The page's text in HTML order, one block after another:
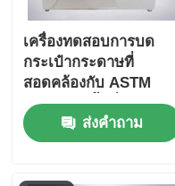
เครื่องทดสอบการบด
กระเป๋ากระดาษที่
สอดคล้องกับ ASTM
D642 ด้วยพื้นที่ทดสอบ
1200x1200x1200mm
และความเร็วการทดสอบ
ส่งคำถาม